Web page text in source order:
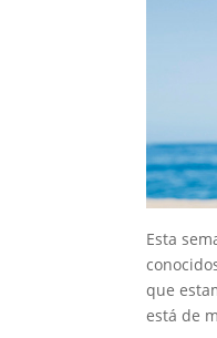
Esta
que
está de